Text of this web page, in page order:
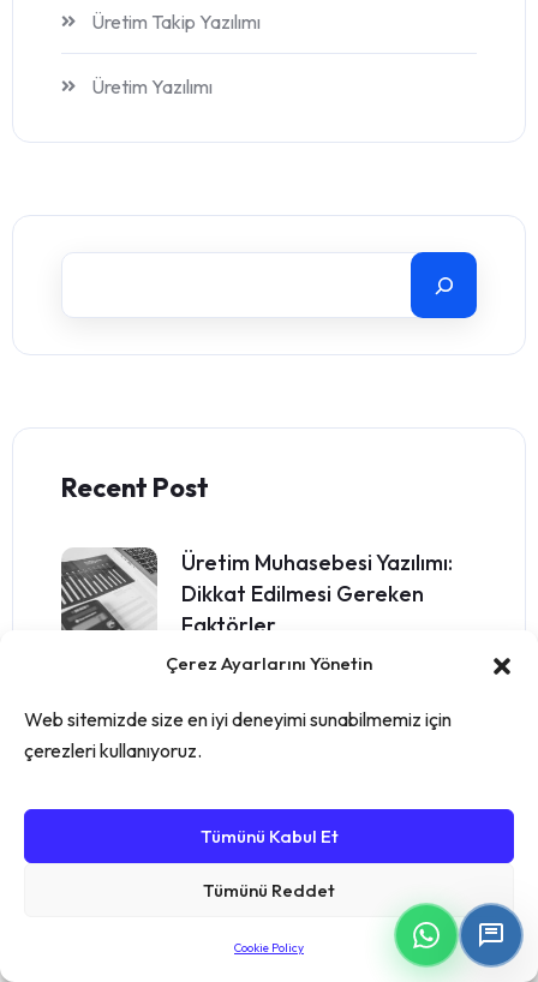
Çerez Ayarlarını Yönetin
Web sitemizde size en iyi deneyimi sunabilmemiz için
çerezleri kullanıyoruz.
Tümünü Kabul Et
Tümünü Reddet
Cookie Policy
Üretim Takip Yazılımı
Üretim Yazılımı
Recent Post
Üretim Muhasebesi Yazılımı:
Dikkat Edilmesi Gereken
Faktörler
Kasım 28, 2024
Üretim İçin Muhasebe Yazılımı
SKU Numarası Nedir ve Nasıl
Ocak 24, 2025